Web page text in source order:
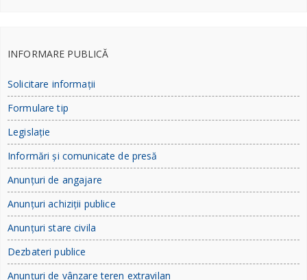
INFORMARE PUBLICĂ
Solicitare informații
Formulare tip
Legislație
Informări și comunicate de presă
Anunțuri de angajare
Anunțuri achiziții publice
Anunțuri stare civila
Dezbateri publice
Anunțuri de vânzare teren extravilan